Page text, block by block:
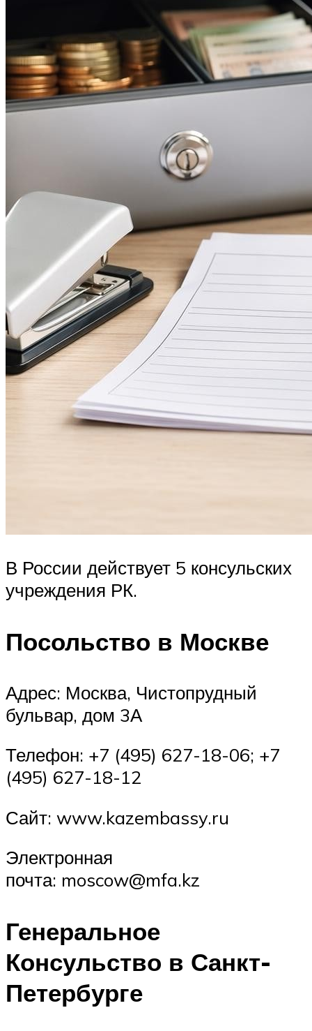
В России действует 5 консульских
учреждения РК.
Посольство в Москве
Адрес: Москва, Чистопрудный
бульвар, дом 3А
Телефон: +7 (495) 627-18-06; +7
(495) 627-18-12
Сайт: www.kazembassy.ru
Электронная
почта: moscow@mfa.kz
Генеральное
Консульство в Санкт-
Петербурге